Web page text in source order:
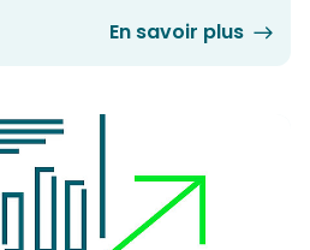
En savoir plus